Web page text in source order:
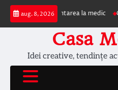
Skip
content
aug. 8, 2026
prezentarea la medic Când
Casa
Idei creative, tendințe